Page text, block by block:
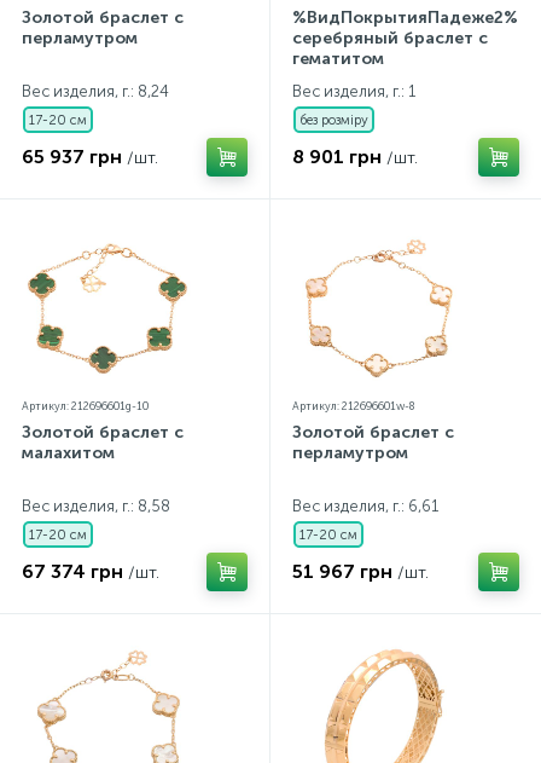
Золотой браслет с
перламутром
Вес изделия, г.: 8,24
17-20 см
65 937 грн /шт.
%ВидПокрытияПадеже2%
серебряный браслет с
гематитом
Вес изделия, г.: 1
без розміру
8 901 грн /шт.
Артикул: 212696601g-10
Золотой браслет с
малахитом
Вес изделия, г.: 8,58
17-20 см
67 374 грн /шт.
Артикул: 212696601w-8
Золотой браслет с
перламутром
Вес изделия, г.: 6,61
17-20 см
51 967 грн /шт.